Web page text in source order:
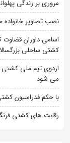
مروری بر زندگی
نصب تصاویر
اسامی داوران قضاوت
کشتی ساحلی
می شود
با حکم فدراسیون
رقابت های کشتی